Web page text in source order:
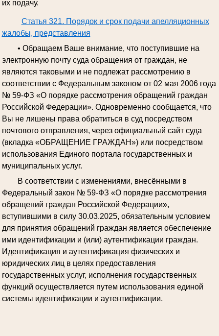
их подачу.
Статья 321. Порядок и срок подачи апелляционных
жалобы, представления
• Обращаем Ваше внимание, что поступившие на
электронную почту суда обращения от граждан, не
являются таковыми и не подлежат рассмотрению в
соответствии с Федеральным законом от 02 мая 2006 года
№ 59-ФЗ «О порядке рассмотрения обращений граждан
Российской Федерации». Одновременно сообщается, что
Вы не лишены права обратиться в суд посредством
почтового отправления, через официальный сайт суда
(вкладка «ОБРАЩЕНИЕ ГРАЖДАН») или посредством
использования Единого портала государственных и
муниципальных услуг.
В соответствии с изменениями, внесёнными в
Федеральный закон № 59-ФЗ «О порядке рассмотрения
обращений граждан Российской Федерации»,
вступившими в силу 30.03.2025, обязательным условием
для принятия обращений граждан является обеспечение
ими идентификации и (или) аутентификации граждан.
Идентификация и аутентификация физических и
юридических лиц в целях предоставления
государственных услуг, исполнения государственных
функций осуществляется путем использования единой
системы идентификации и аутентификации.